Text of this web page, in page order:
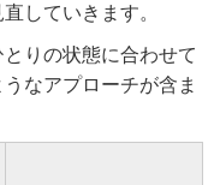
していきます。
りの状態に合わせて
なアプローチが含ま